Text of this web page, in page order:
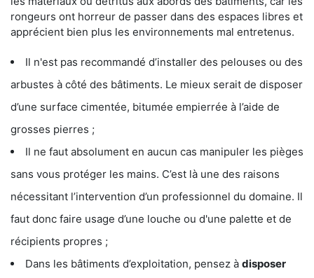
rongeurs ont horreur de passer dans des espaces libres et
apprécient bien plus les environnements mal entretenus.
Il n'est pas recommandé d’installer des pelouses ou des
arbustes à côté des bâtiments. Le mieux serait de disposer
d’une surface cimentée, bitumée empierrée à l’aide de
grosses pierres ;
Il ne faut absolument en aucun cas manipuler les pièges
sans vous protéger les mains. C’est là une des raisons
nécessitant l’intervention d’un professionnel du domaine. Il
faut donc faire usage d’une louche ou d'une palette et de
récipients propres ;
Dans les bâtiments d’exploitation, pensez à disposer